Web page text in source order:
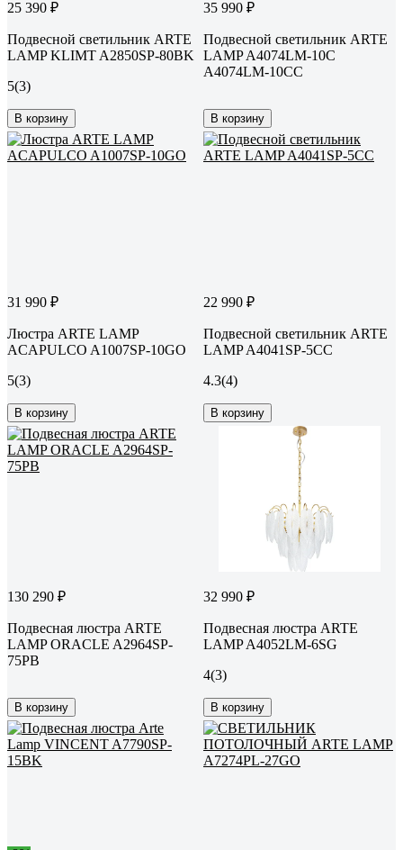
25 390 ₽
Подвесной светильник ARTE
LAMP KLIMT A2850SP-80BK
5(3)
В корзину
35 990 ₽
Подвесной светильник ARTE
LAMP A4074LM-10C
A4074LM-10CC
В корзину
31 990 ₽
Люстра ARTE LAMP
ACAPULCO A1007SP-10GO
5(3)
В корзину
22 990 ₽
Подвесной светильник ARTE
LAMP A4041SP-5CC
4.3(4)
В корзину
130 290 ₽
Подвесная люстра ARTE
LAMP ORACLE A2964SP-
75PB
В корзину
32 990 ₽
Подвесная люстра ARTE
LAMP A4052LM-6SG
4(3)
В корзину